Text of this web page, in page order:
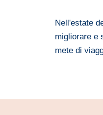
Nell'estate
migliorare e
mete di